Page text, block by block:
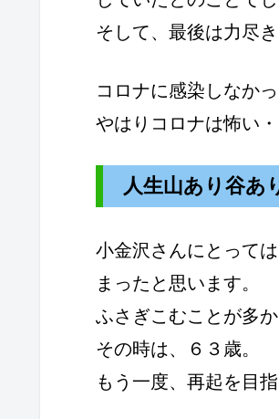
そして、最後は力尽き
コロナに感染しなか
やはりコロナは怖い・
人生山あり谷あ
小金沢さんにとって
まったと思います。
ふさぎこむことが多か
その時は、６３歳。
もう一度、再起を目